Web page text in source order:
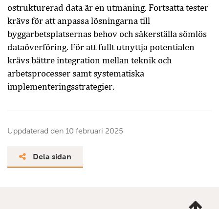
ostrukturerad data är en utmaning. Fortsatta tester
krävs för att anpassa lösningarna till
byggarbetsplatsernas behov och säkerställa sömlös
dataöverföring. För att fullt utnyttja potentialen
krävs bättre integration mellan teknik och
arbetsprocesser samt systematiska
implementeringsstrategier.
Uppdaterad den 10 februari 2025
Dela sidan